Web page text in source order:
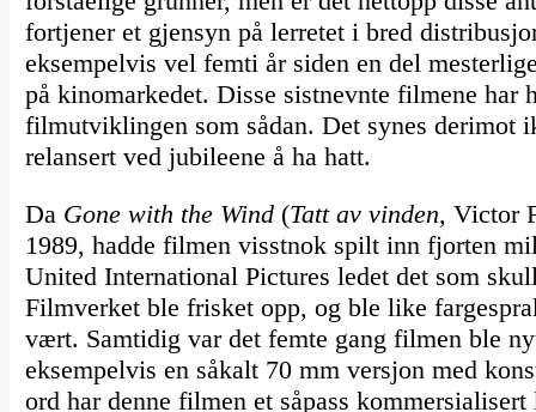
fortjener et gjensyn på lerretet i bred
eksempelvis vel femti år siden en del
på kinomarkedet. Disse sistnevnte filmene har
filmutviklingen som sådan. Det synes derimot
relansert ved jubileene å ha hatt.
Da Gone with the Wind(Tatt av vinden, Victor
1989, hadde filmen visstnok spilt inn fjorten
United International Pictures ledet det som
Filmverket ble frisket opp, og ble like
vært. Samtidig var det femte gang filmen ble
eksempelvis en såkalt 70 mm versjon med
ord har denne filmen et såpass